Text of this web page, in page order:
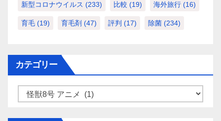
新型コロナウイルス (233) 比較 (19) 海外旅行 (16)
育毛 (19) 育毛剤 (47) 評判 (17) 除菌 (234)
カテゴリー